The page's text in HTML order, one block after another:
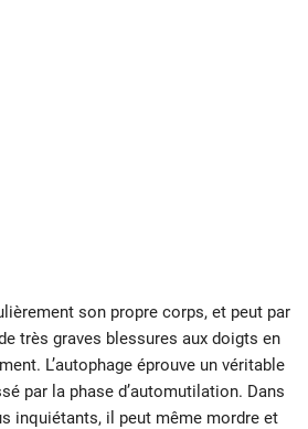
son propre corps, et peut par
très graves blessures aux doigts en
L’autophage éprouve un véritable
par la phase d’automutilation. Dans
inquiétants, il peut même mordre et